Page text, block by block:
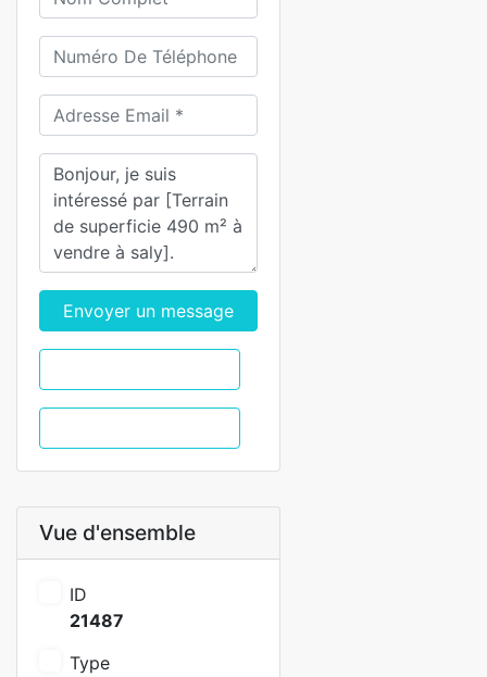
Envoyer un message
Vue d'ensemble
ID
21487
Type